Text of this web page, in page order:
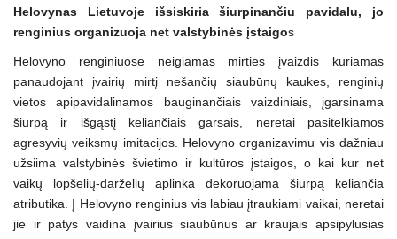
Helovynas Lietuvoje išsiskiria šiurpinančiu pavidalu, jo
renginius organizuoja net valstybinės įstaigos
Helovyno renginiuose neigiamas mirties įvaizdis kuriamas
panaudojant įvairių mirtį nešančių siaubūnų kaukes, renginių
vietos apipavidalinamos bauginančiais vaizdiniais, įgarsinama
šiurpą ir išgąstį keliančiais garsais, neretai pasitelkiamos
agresyvių veiksmų imitacijos. Helovyno organizavimu vis dažniau
užsiima valstybinės švietimo ir kultūros įstaigos, o kai kur net
vaikų lopšelių-darželių aplinka dekoruojama šiurpą keliančia
atributika. Į Helovyno renginius vis labiau įtraukiami vaikai, neretai
jie ir patys vaidina įvairius siaubūnus ar kraujais apsipylusias